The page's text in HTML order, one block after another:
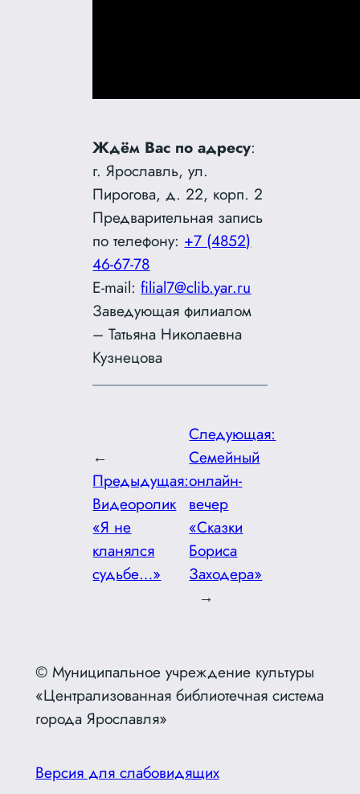
Ждём Вас по адресу:
г. Ярославль, ул.
Пирогова, д. 22, корп. 2
Предварительная запись
по телефону: +7 (4852)
46-67-78
E-mail:filial7@clib.yar.ru
Заведующая филиалом
– Татьяна Николаевна
Кузнецова
←
Предыдущая:
Видеоролик
«Я не
кланялся
судьбе…»
Следующая:
Семейный
онлайн-
вечер
«Сказки
Бориса
Заходера»
→
© Муниципальное учреждение культуры
«Централизованная библиотечная система
города Ярославля»
Версия для слабовидящих